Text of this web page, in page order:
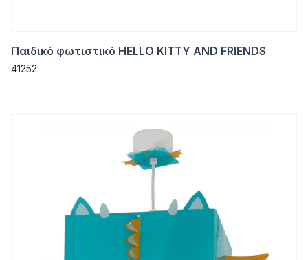
Παιδικό φωτιστικό HELLO KITTY AND FRIENDS
41252